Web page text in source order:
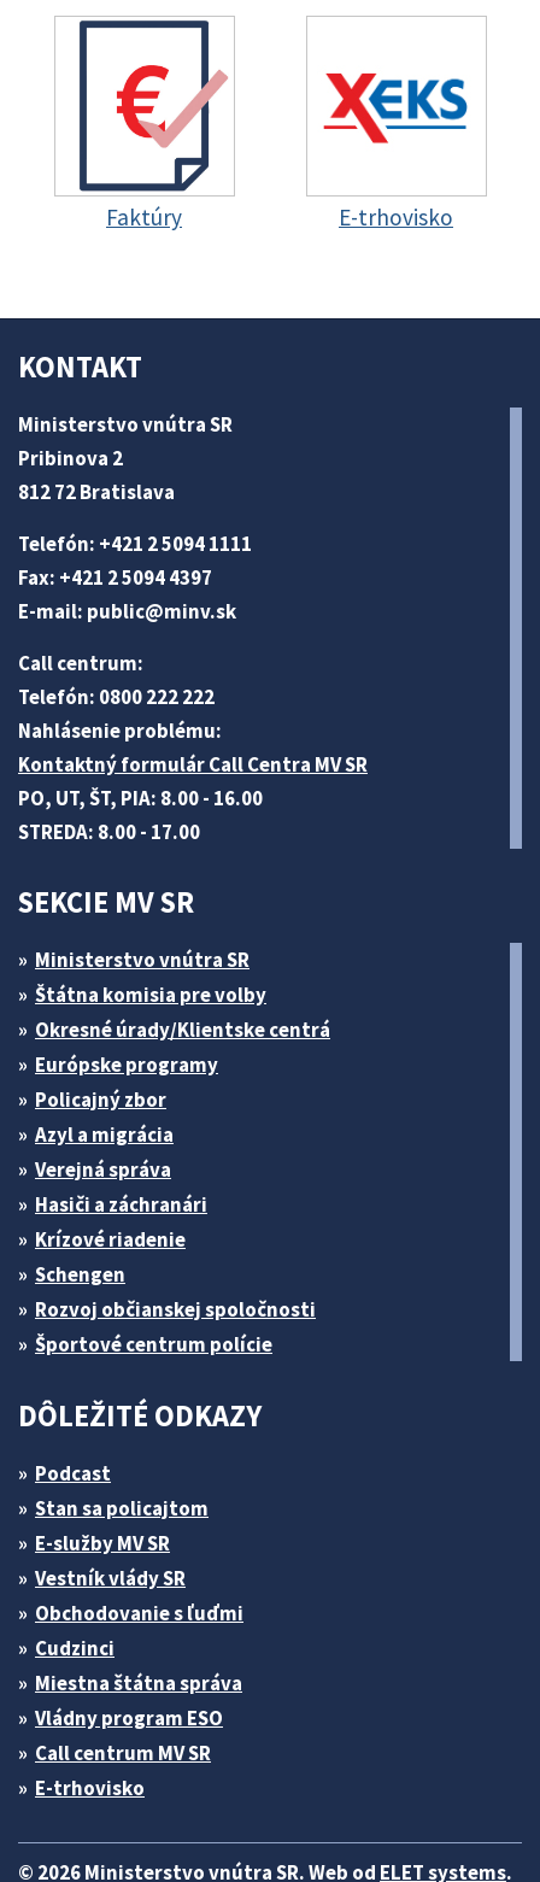
Faktúry E-trhovisko
KONTAKT
Ministerstvo vnútra SR
Pribinova 2
812 72 Bratislava
Telefón: +421 2 5094 1111
Fax: +421 2 5094 4397
E-mail: public@minv.sk
Call centrum:
Telefón: 0800 222 222
Nahlásenie problému:
Kontaktný formulár Call Centra MV SR
PO, UT, ŠT, PIA: 8.00 - 16.00
STREDA: 8.00 - 17.00
SEKCIE MV SR
Ministerstvo vnútra SR
Štátna komisia pre volby
Okresné úrady/Klientske centrá
Európske programy
Policajný zbor
Azyl a migrácia
Verejná správa
Hasiči a záchranári
Krízové riadenie
Schengen
Rozvoj občianskej spoločnosti
Športové centrum polície
DÔLEŽITÉ ODKAZY
Podcast
Stan sa policajtom
E-služby MV SR
Vestník vlády SR
Obchodovanie s ľuďmi
Cudzinci
Miestna štátna správa
Vládny program ESO
Call centrum MV SR
E-trhovisko
© 2026 Ministerstvo vnútra SR. Web od ELET systems.